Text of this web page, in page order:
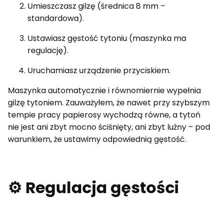
Umieszczasz gilzę (średnica 8 mm –
standardowa).
Ustawiasz gęstość tytoniu (maszynka ma
regulację).
Uruchamiasz urządzenie przyciskiem.
Maszynka automatycznie i równomiernie wypełnia
gilzę tytoniem. Zauważyłem, że nawet przy szybszym
tempie pracy papierosy wychodzą równe, a tytoń
nie jest ani zbyt mocno ściśnięty, ani zbyt luźny – pod
warunkiem, że ustawimy odpowiednią gęstość.
⚙️ Regulacja gęstości